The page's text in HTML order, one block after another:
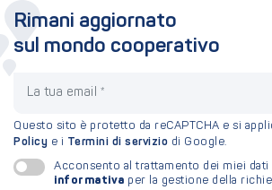
Rimani aggiornato
sul mondo cooperativo
Questo sito è protetto da reCAPTCHA e si
Policy e i Termini di servizio di Google.
Acconsento al trattamento dei miei dati
informativa per la gestione della